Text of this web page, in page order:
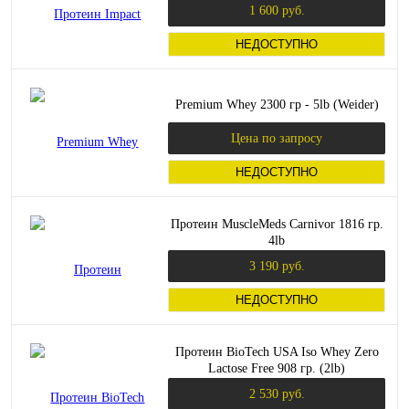
1 600 руб.
НЕДОСТУПНО
Premium Whey 2300 гр - 5lb (Weider)
Цена по запросу
НЕДОСТУПНО
Протеин MuscleMeds Carnivor 1816 гр.
4lb
3 190 руб.
НЕДОСТУПНО
Протеин BioTech USA Iso Whey Zero
Lactose Free 908 гр. (2lb)
2 530 руб.